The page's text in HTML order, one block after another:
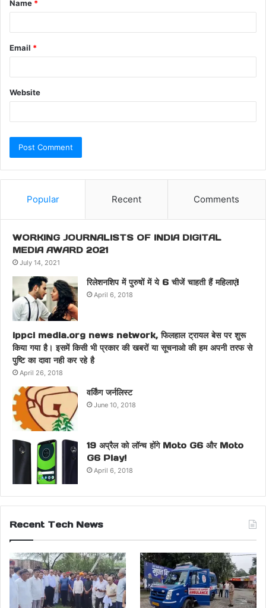
Name *
Email *
Website
Popular Recent Comments
WORKING JOURNALISTS OF INDIA DIGITAL
MEDIA AWARD 2021
July 14, 2021
रिलेशनशिप में पुरुषों में ये 6 चीजें चाहती हैं महिलाएं!
April 6, 2018
ippci media.org news network, फिलहाल ट्रायल बेस पर शुरू
किया गया है। इसमें किसी भी प्रकार की खबरों या सूचनाओ की हम अपनी तरफ से
पुष्टि का दावा नही कर रहे है
April 26, 2018
वर्किंग जर्नलिस्ट
June 10, 2018
19 अप्रैल को लॉन्च होंगे Moto G6 और Moto
G6 Play!
April 6, 2018
Recent Tech News